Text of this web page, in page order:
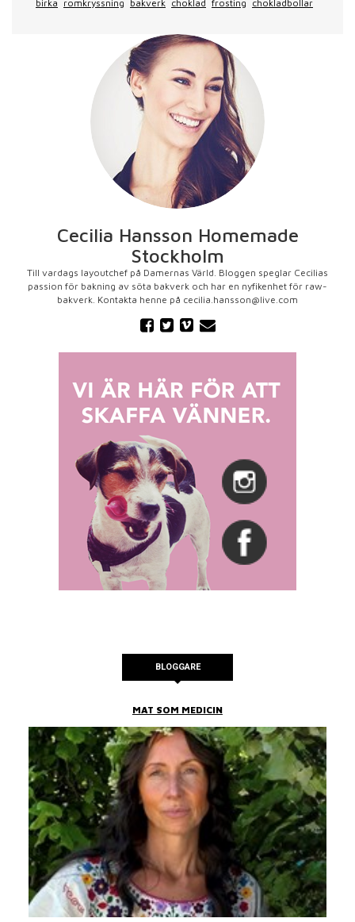
birka romkryssning bakverk choklad frosting chokladbollar
Cecilia Hansson Homemade
Stockholm
Till vardags layoutchef på Damernas Värld. Bloggen speglar Cecilias
passion för bakning av söta bakverk och har en nyfikenhet för raw-
bakverk. Kontakta henne på cecilia.hansson@live.com
BLOGGARE
MAT SOM MEDICIN